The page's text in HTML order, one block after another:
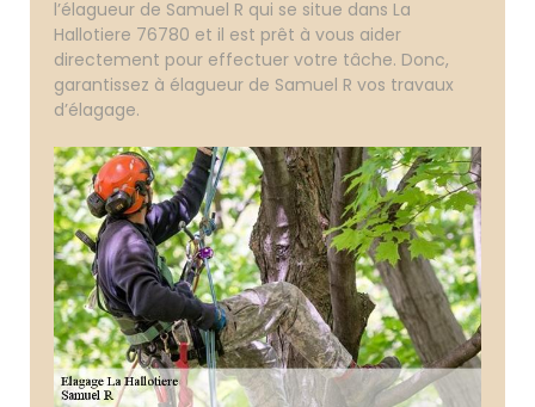
l’élagueur de Samuel R qui se situe dans La
Hallotiere 76780 et il est prêt à vous aider
directement pour effectuer votre tâche. Donc,
garantissez à élagueur de Samuel R vos travaux
d’élagage.